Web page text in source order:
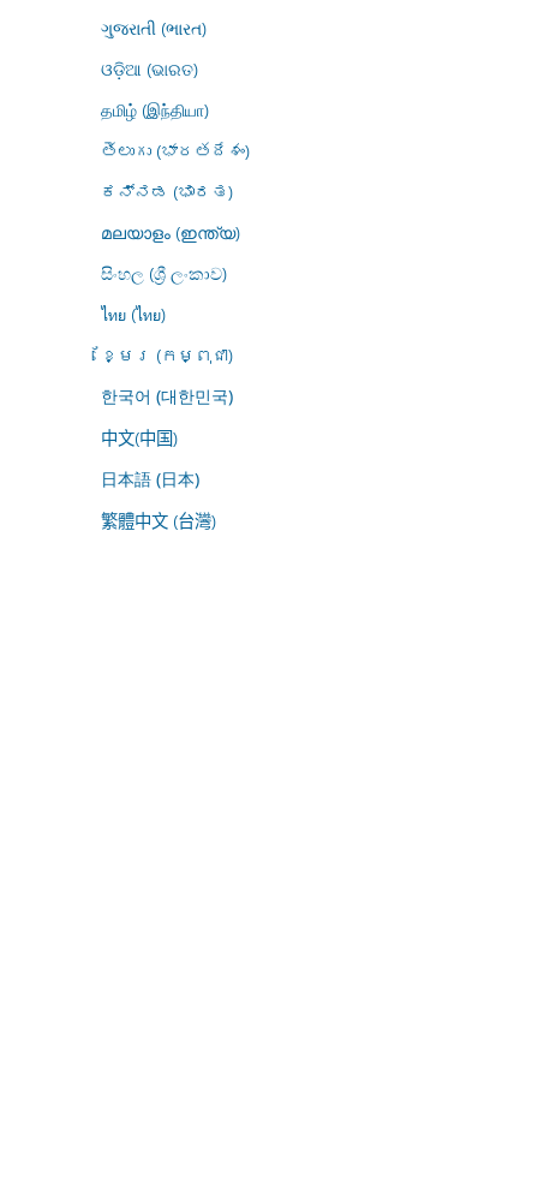
ગુજરાતી (ભારત)
ଓଡ଼ିଆ (ଭାରତ)
தமிழ் (இந்தியா)
తెలుగు (భారతదేశం)
ಕನ್ನಡ (ಭಾರತ)
മലയാളം (ഇന്ത്യ)
සිංහල (ශ්‍රී ලංකාව)
ไทย (ไทย)
ខ្មែរ (កម្ពុជា)
한국어 (대한민국)
中文(中国)
日本語 (日本)
繁體中文 (台灣)